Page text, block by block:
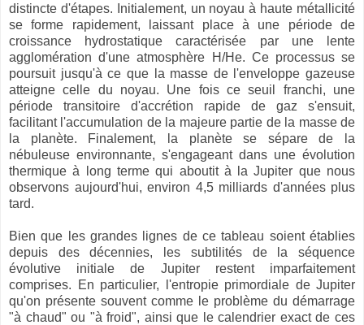
distincte d'étapes. Initialement, un noyau à haute métallicité
se forme rapidement, laissant place à une période de
croissance hydrostatique caractérisée par une lente
agglomération d'une atmosphère H/He. Ce processus se
poursuit jusqu'à ce que la masse de l'enveloppe gazeuse
atteigne celle du noyau. Une fois ce seuil franchi, une
période transitoire d'accrétion rapide de gaz s'ensuit,
facilitant l'accumulation de la majeure partie de la masse de
la planète. Finalement, la planète se sépare de la
nébuleuse environnante, s'engageant dans une évolution
thermique à long terme qui aboutit à la Jupiter que nous
observons aujourd'hui, environ 4,5 milliards d'années plus
tard.
Bien que les grandes lignes de ce tableau soient établies
depuis des décennies, les subtilités de la séquence
évolutive initiale de Jupiter restent imparfaitement
comprises. En particulier, l'entropie primordiale de Jupiter
qu'on présente souvent comme le problème du démarrage
"à chaud" ou "à froid", ainsi que le calendrier exact de ces